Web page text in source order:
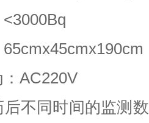
AC220V
不同时间的监测